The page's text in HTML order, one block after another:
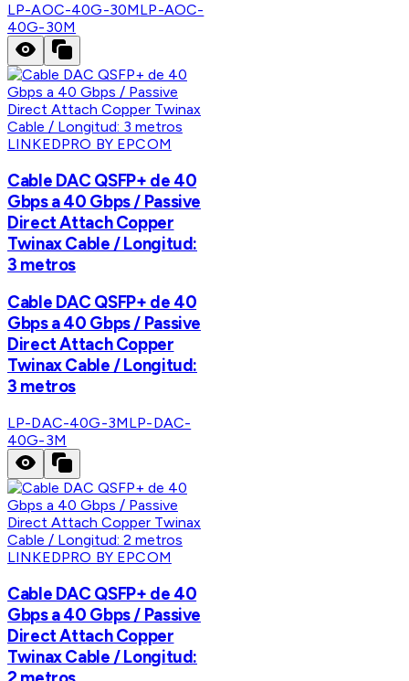
LP-AOC-40G-30MLP-AOC-
40G-30M
LINKEDPRO BY EPCOM
Cable DAC QSFP+ de 40
Gbps a 40 Gbps / Passive
Direct Attach Copper
Twinax Cable / Longitud:
3 metros
Cable DAC QSFP+ de 40
Gbps a 40 Gbps / Passive
Direct Attach Copper
Twinax Cable / Longitud:
3 metros
LP-DAC-40G-3MLP-DAC-
40G-3M
LINKEDPRO BY EPCOM
Cable DAC QSFP+ de 40
Gbps a 40 Gbps / Passive
Direct Attach Copper
Twinax Cable / Longitud: